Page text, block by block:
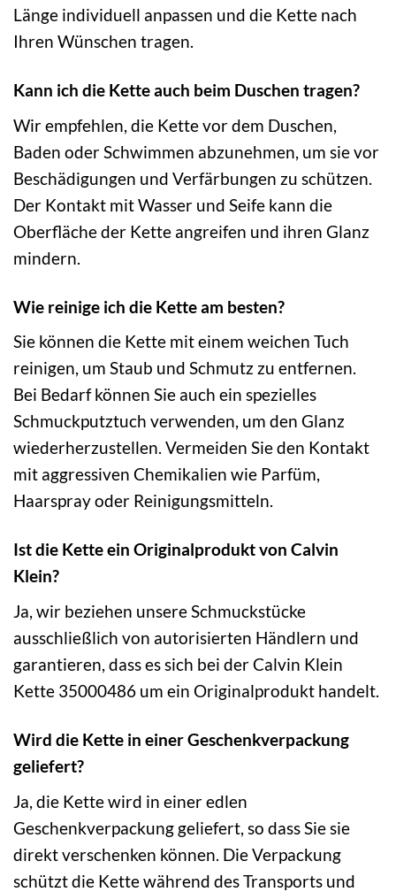
Länge individuell anpassen und die Kette nach
Ihren Wünschen tragen.
Kann ich die Kette auch beim Duschen tragen?
Wir empfehlen, die Kette vor dem Duschen,
Baden oder Schwimmen abzunehmen, um sie vor
Beschädigungen und Verfärbungen zu schützen.
Der Kontakt mit Wasser und Seife kann die
Oberfläche der Kette angreifen und ihren Glanz
mindern.
Wie reinige ich die Kette am besten?
Sie können die Kette mit einem weichen Tuch
reinigen, um Staub und Schmutz zu entfernen.
Bei Bedarf können Sie auch ein spezielles
Schmuckputztuch verwenden, um den Glanz
wiederherzustellen. Vermeiden Sie den Kontakt
mit aggressiven Chemikalien wie Parfüm,
Haarspray oder Reinigungsmitteln.
Ist die Kette ein Originalprodukt von Calvin
Klein?
Ja, wir beziehen unsere Schmuckstücke
ausschließlich von autorisierten Händlern und
garantieren, dass es sich bei der Calvin Klein
Kette 35000486 um ein Originalprodukt handelt.
Wird die Kette in einer Geschenkverpackung
geliefert?
Ja, die Kette wird in einer edlen
Geschenkverpackung geliefert, so dass Sie sie
direkt verschenken können. Die Verpackung
schützt die Kette während des Transports und